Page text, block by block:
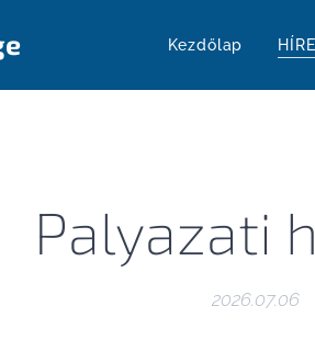
Kezdőlap
Palyazati
2026.07.06